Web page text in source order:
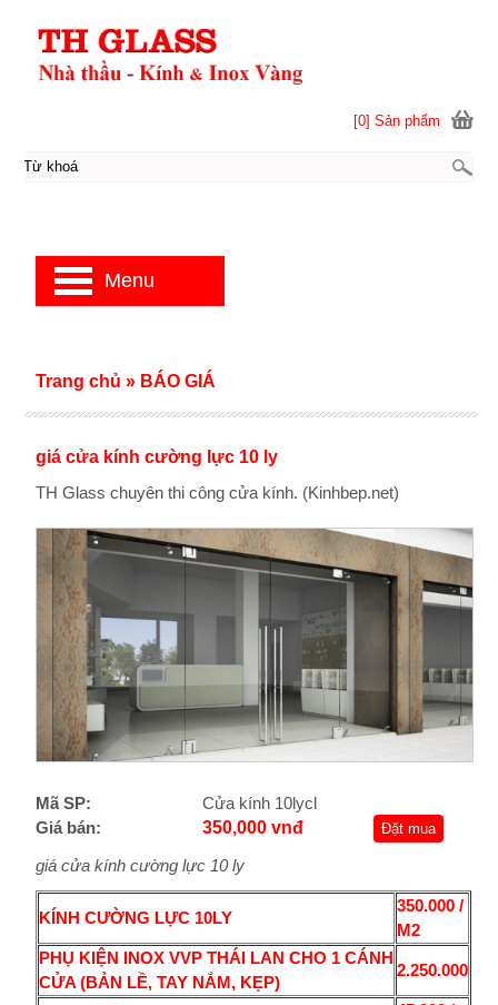
giá cửa kính cường lực 10 ly
TH Glass chuyên thi công cửa kính. (Kinhbep.net)
Mã SP:
Cửa kính 10lycl
Giá bán:
350,000 vnđ Đặt mua
giá cửa kính cường lực 10 ly
KÍNH CƯỜNG LỰC 10LY
350.000 /
M2
PHỤ KIỆN INOX VVP THÁI LAN CHO 1 CÁNH
CỬA (BẢN LỀ, TAY NẮM, KẸP)
2.250.000
Trang chủ » BÁO GIÁ
[0] Sản phẩm
Menu